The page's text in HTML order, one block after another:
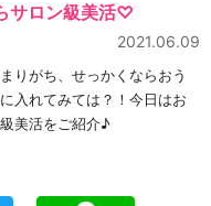
サロン級美活♡
2021.06.09
りがち、せっかくならおう
入れてみては？！今日はお
美活をご紹介♪